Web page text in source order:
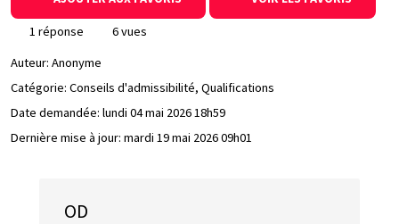
1 réponse
6 vues
Auteur: Anonyme
Catégorie: Conseils d'admissibilité, Qualifications
Date demandée: lundi 04 mai 2026 18h59
Dernière mise à jour: mardi 19 mai 2026 09h01
OD